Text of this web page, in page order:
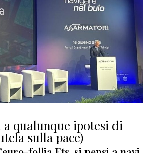
qualunque ipotesi di
sulla pace)